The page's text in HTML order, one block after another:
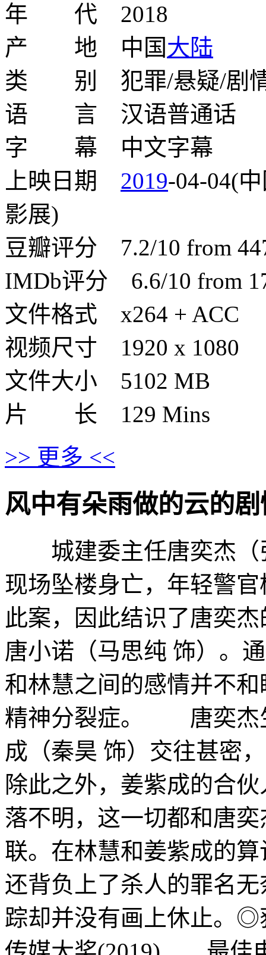
年 代 2018
产 地 中国大陆
类 别 犯罪/悬疑/剧
语 言 汉语普通话
字 幕 中文字幕
上映日期 2019-04-04(
影展)
豆瓣评分 7.2/10 from
IMDb评分 6.6/10 from
文件格式 x264 + ACC
视频尺寸 1920 x 1080
文件大小 5102 MB
片 长 129 Mins
>> 更多 <<
风中有朵雨做的云的剧
城建委主任唐奕杰（
现场坠楼身亡，年轻警
此案，因此结识了唐奕
唐小诺（马思纯 饰）。
和林慧之间的感情并不
精神分裂症。 唐奕杰
成（秦昊 饰）交往甚密
除此之外，姜紫成的合
落不明，这一切都和唐
联。在林慧和姜紫成的
还背负上了杀人的罪名
踪却并没有画上休止